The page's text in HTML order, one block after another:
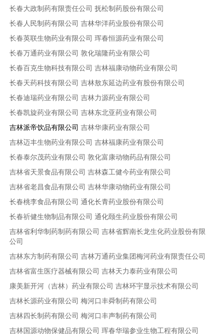
长春大政制药有限责任公司 抚松制药股份有限公司
长春人民制药有限公司 吉林华洋药业股份有限公司
长春英联生物药业有限公司 珲春恒源药业有限公司
长春万通药业有限公司 敦化瑞隆药业有限公司
长春百克生物科技有限公司 吉林福康动物药业有限公司
长春天药科技有限公司 吉林敖东延边药业有股份有限公司
长春迪瑞药业有限公司 吉林力源药业有限公司
长春凯旋药业有限公司 吉林东北亚药业有限公司
吉林派帝饮品有限公司 吉林华康药业有限公司
吉林迈丰生物药业有限公司 吉林福康药业有限公司
长春泰尔茂药业有限公司 敦化富康动物药品有限公司
吉林省天景食品有限公司 吉林森工健今药业有限公司
吉林省老昌食品有限公司 吉林华康动物药业有限公司
长春桃李食品有限公司 通化长青药业股份有限公司
长春祈健生物制品有限公司 通化颐生药业股份有限公司
吉林省利华制药制药有限公司 吉林省辉南长龙生化药业股份有限
公司
吉林东方制药有限公司 吉林万通药业集团梅河药业有限责任公司
吉林省富生医疗器械有限公司 吉林天力泰药业有限公司
康美新开河（吉林）药业有限公司 吉林环宇显示技术有限公司
吉林长源药业有限公司 梅河口丰舜制药有限公司
吉林四长制药有限公司 梅河口丰声制药有限公司
吉林国源动物保健品有限公司 珲春华瑞参业生物工程有限公司